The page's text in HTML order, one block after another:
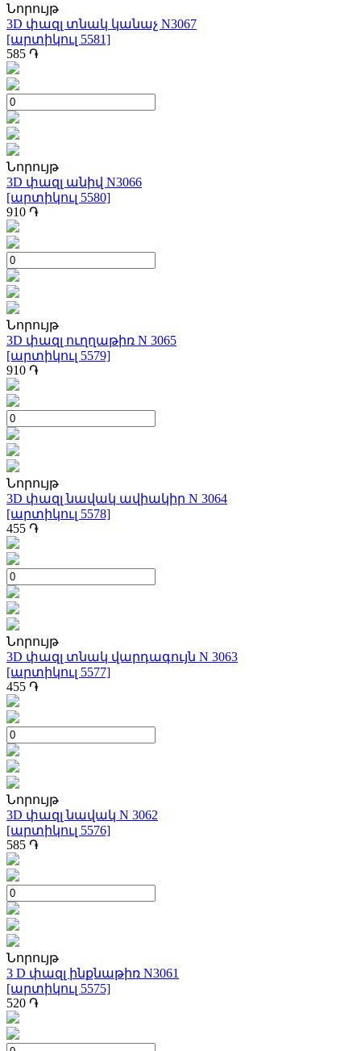
Նորույթ
3D փազլ տնակ կանաչ N3067
[արտիկուլ 5581]
585 ֏
Նորույթ
3D փազլ անիվ N3066
[արտիկուլ 5580]
910 ֏
Նորույթ
3D փազլ ուղղաթիռ N 3065
[արտիկուլ 5579]
910 ֏
Նորույթ
3D փազլ նավակ ավիակիր N 3064
[արտիկուլ 5578]
455 ֏
Նորույթ
3D փազլ տնակ վարդագույն N 3063
[արտիկուլ 5577]
455 ֏
Նորույթ
3D փազլ նավակ N 3062
[արտիկուլ 5576]
585 ֏
Նորույթ
3 D փազլ ինքնաթիռ N3061
[արտիկուլ 5575]
520 ֏